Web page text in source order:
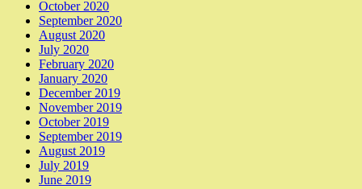
October 2020
September 2020
August 2020
July 2020
February 2020
January 2020
December 2019
November 2019
October 2019
September 2019
August 2019
July 2019
June 2019